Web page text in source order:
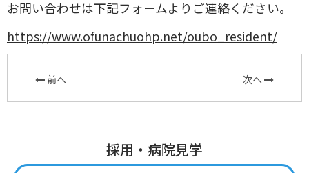
お問い合わせは下記フォームよりご連絡ください。
https://www.ofunachuohp.net/oubo_resident/
前へ 次へ
採用・病院見学